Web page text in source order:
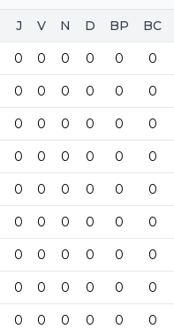
J V N D BP BC
0 0 0 0 0 0
0 0 0 0 0 0
0 0 0 0 0 0
0 0 0 0 0 0
0 0 0 0 0 0
0 0 0 0 0 0
0 0 0 0 0 0
0 0 0 0 0 0
0 0 0 0 0 0